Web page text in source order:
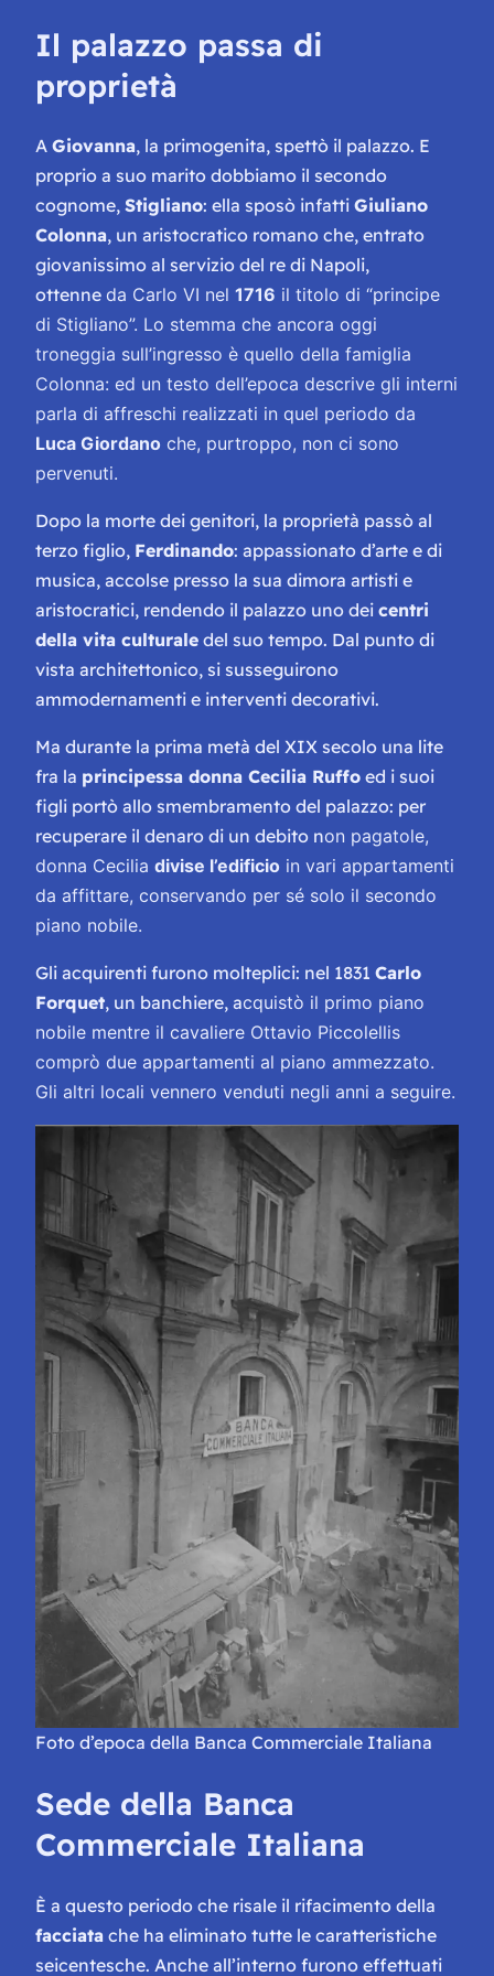
Il palazzo passa di
proprietà
A Giovanna, la primogenita, spettò il palazzo. E
proprio a suo marito dobbiamo il secondo
cognome, Stigliano: ella sposò infatti Giuliano
Colonna, un aristocratico romano che, entrato
giovanissimo al servizio del re di Napoli,
ottenne da Carlo VI nel 1716 il titolo di “principe
di Stigliano”. Lo stemma che ancora oggi
troneggia sull’ingresso è quello della famiglia
Colonna: ed un testo dell’epoca descrive gli interni
parla di affreschi realizzati in quel periodo da
Luca Giordano che, purtroppo, non ci sono
pervenuti.
Dopo la morte dei genitori, la proprietà passò al
terzo figlio, Ferdinando: appassionato d’arte e di
musica, accolse presso la sua dimora artisti e
aristocratici, rendendo il palazzo uno dei centri
della vita culturale del suo tempo. Dal punto di
vista architettonico, si susseguirono
ammodernamenti e interventi decorativi.
Ma durante la prima metà del XIX secolo una lite
fra la principessa donna Cecilia Ruffo ed i suoi
figli portò allo smembramento del palazzo: per
recuperare il denaro di un debito non pagatole,
donna Cecilia divise l’edificio in vari appartamenti
da affittare, conservando per sé solo il secondo
piano nobile.
Gli acquirenti furono molteplici: nel 1831 Carlo
Forquet, un banchiere, acquistò il primo piano
nobile mentre il cavaliere Ottavio Piccolellis
comprò due appartamenti al piano ammezzato.
Gli altri locali vennero venduti negli anni a seguire.
Foto d’epoca della Banca Commerciale Italiana
Sede della Banca
Commerciale Italiana
È a questo periodo che risale il rifacimento della
facciata che ha eliminato tutte le caratteristiche
seicentesche. Anche all’interno furono effettuati